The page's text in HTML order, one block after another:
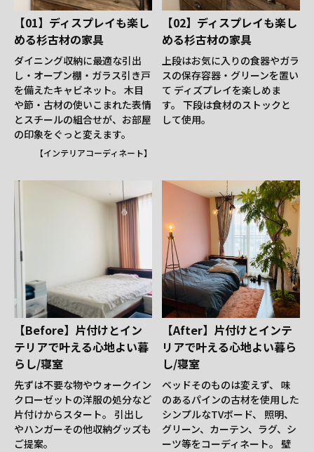
【01】ディスプレイも楽し
める杉古材の家具
ダイニング収納に最適な引出
し・オープン棚・ガラス引き戸
を備えたキャビネット。 木目
や節・古材の使いこまれた表情
とスチールの組合せが、お部屋
の印象をぐっと変えます。
【インテリアコーディネート】
【02】ディスプレイも楽し
める杉古材の家具
上段はお気に入りの食器やガラ
スの保存容器・グリーンを置い
て ディズプレイを楽しめま
す。 下段は食材のストックと
して使用。
【Before】片付けとイン
テリアで叶える心地よい暮
らし/寝室
先ずは不要な物やウォークイン
クローゼットの洋服の処分など
片付けからスタート。 引出し
やハンガーその他収納グッズも
ご提案。
【After】片付けとインテ
リアで叶える心地よい暮ら
し/寝室
ベッドそのものは変えず、 味
のあるパインの古材を使用した
シンプルなTVボード、 照明、
グリーン、カーテン、ラグ、シ
ーツ等をコーディネート。 壁